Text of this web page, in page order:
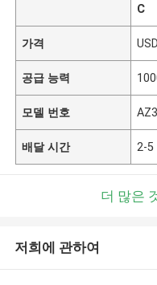
C
가격
공급 능력
모델 번호
배달 시간 2-5
더 많은
저희에 관하여